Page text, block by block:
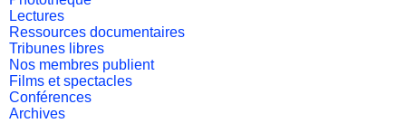
Lectures
Ressources documentaires
Tribunes libres
Nos membres publient
Films et spectacles
Conférences
Archives